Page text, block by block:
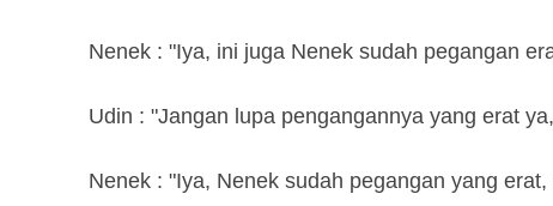
Nenek : "Iya, ini juga Nenek sudah pegangan
Udin : "Jangan lupa pengangannya yang erat
Nenek : "Iya, Nenek sudah pegangan yang